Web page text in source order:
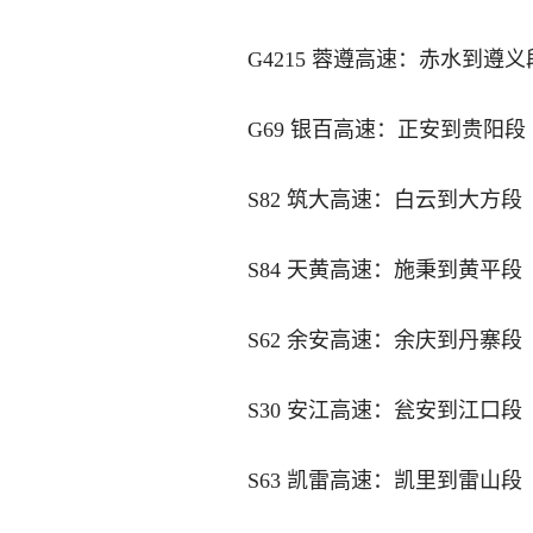
G4215 蓉遵高速：赤水到遵义
G69 银百高速：正安到贵阳段
S82 筑大高速：白云到大方段
S84 天黄高速：施秉到黄平段
S62 余安高速：余庆到丹寨段
S30 安江高速：瓮安到江口段
S63 凯雷高速：凯里到雷山段